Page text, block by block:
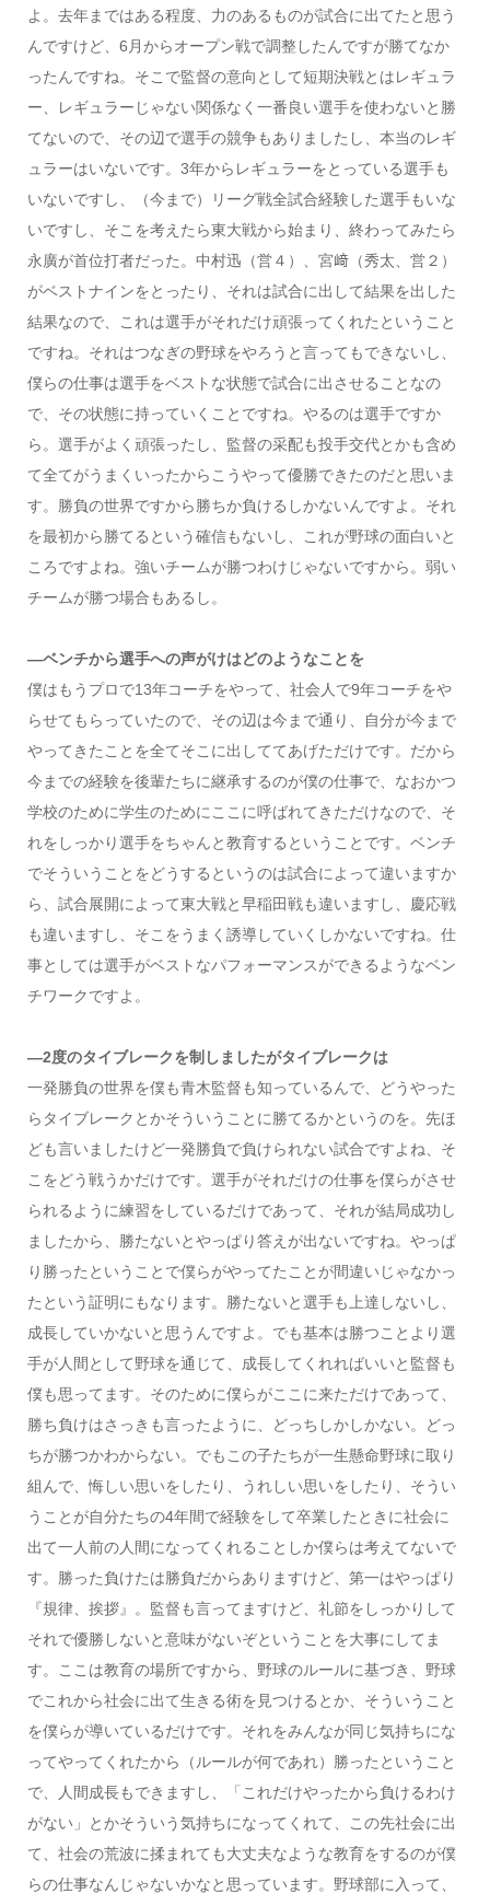
よ。去年まではある程度、力のあるものが試合に出てたと思う
んですけど、6月からオープン戦で調整したんですが勝てなか
ったんですね。そこで監督の意向として短期決戦とはレギュラ
ー、レギュラーじゃない関係なく一番良い選手を使わないと勝
てないので、その辺で選手の競争もありましたし、本当のレギ
ュラーはいないです。3年からレギュラーをとっている選手も
いないですし、（今まで）リーグ戦全試合経験した選手もいな
いですし、そこを考えたら東大戦から始まり、終わってみたら
永廣が首位打者だった。中村迅（営４）、宮﨑（秀太、営２）
がベストナインをとったり、それは試合に出して結果を出した
結果なので、これは選手がそれだけ頑張ってくれたということ
ですね。それはつなぎの野球をやろうと言ってもできないし、
僕らの仕事は選手をベストな状態で試合に出させることなの
で、その状態に持っていくことですね。やるのは選手ですか
ら。選手がよく頑張ったし、監督の采配も投手交代とかも含め
て全てがうまくいったからこうやって優勝できたのだと思いま
す。勝負の世界ですから勝ちか負けるしかないんですよ。それ
を最初から勝てるという確信もないし、これが野球の面白いと
ころですよね。強いチームが勝つわけじゃないですから。弱い
チームが勝つ場合もあるし。
―ベンチから選手への声がけはどのようなことを
僕はもうプロで13年コーチをやって、社会人で9年コーチをや
らせてもらっていたので、その辺は今まで通り、自分が今まで
やってきたことを全てそこに出しててあげただけです。だから
今までの経験を後輩たちに継承するのが僕の仕事で、なおかつ
学校のために学生のためにここに呼ばれてきただけなので、そ
れをしっかり選手をちゃんと教育するということです。ベンチ
でそういうことをどうするというのは試合によって違いますか
ら、試合展開によって東大戦と早稲田戦も違いますし、慶応戦
も違いますし、そこをうまく誘導していくしかないですね。仕
事としては選手がベストなパフォーマンスができるようなベン
チワークですよ。
―2度のタイブレークを制しましたがタイブレークは
一発勝負の世界を僕も青木監督も知っているんで、どうやった
らタイブレークとかそういうことに勝てるかというのを。先ほ
ども言いましたけど一発勝負で負けられない試合ですよね、そ
こをどう戦うかだけです。選手がそれだけの仕事を僕らがさせ
られるように練習をしているだけであって、それが結局成功し
ましたから、勝たないとやっぱり答えが出ないですね。やっぱ
り勝ったということで僕らがやってたことが間違いじゃなかっ
たという証明にもなります。勝たないと選手も上達しないし、
成長していかないと思うんですよ。でも基本は勝つことより選
手が人間として野球を通じて、成長してくれればいいと監督も
僕も思ってます。そのために僕らがここに来ただけであって、
勝ち負けはさっきも言ったように、どっちしかしかない。どっ
ちが勝つかわからない。でもこの子たちが一生懸命野球に取り
組んで、悔しい思いをしたり、うれしい思いをしたり、そうい
うことが自分たちの4年間で経験をして卒業したときに社会に
出て一人前の人間になってくれることしか僕らは考えてないで
す。勝った負けたは勝負だからありますけど、第一はやっぱり
『規律、挨拶』。監督も言ってますけど、礼節をしっかりして
それで優勝しないと意味がないぞということを大事にしてま
す。ここは教育の場所ですから、野球のルールに基づき、野球
でこれから社会に出て生きる術を見つけるとか、そういうこと
を僕らが導いているだけです。それをみんなが同じ気持ちにな
ってやってくれたから（ルールが何であれ）勝ったということ
で、人間成長もできますし、「これだけやったから負けるわけ
がない」とかそういう気持ちになってくれて、この先社会に出
て、社会の荒波に揉まれても大丈夫なような教育をするのが僕
らの仕事なんじゃないかなと思っています。野球部に入って、